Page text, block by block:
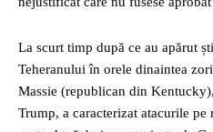
La scurt timp după ce au apărut
Teheranului în orele dinaintea
Massie (republican din
Trump, a caracterizat atacurile pe